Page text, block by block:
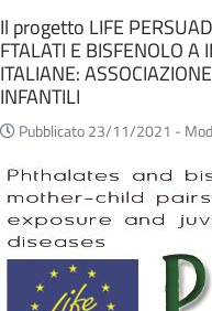
Eventi
Il progetto LIFE
FTALATI E BISFENOLO
ITALIANE:
INFANTILI
Pubblicato 23/11/2021 -